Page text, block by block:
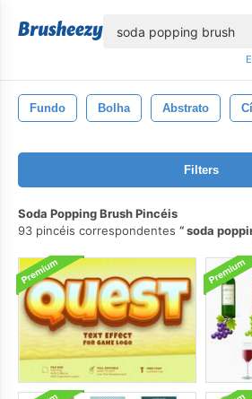
Fundo Bolha Abstrato
Filters
Soda Popping Brush Pincéis
93 pincéis correspondentes
soda